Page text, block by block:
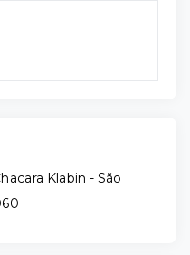
Klabin - São